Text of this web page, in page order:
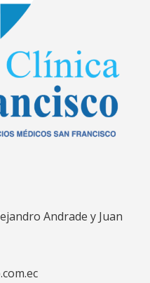
Andrade y Juan